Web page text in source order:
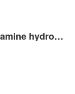
(2-Bromo-4-chlorophenyl)methanamine hydrochloride